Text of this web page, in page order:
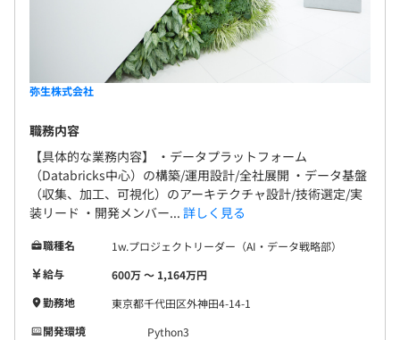
弥生株式会社
職務内容
【具体的な業務内容】 ・データプラットフォーム
（Databricks中心）の構築/運用設計/全社展開 ・データ基盤
（収集、加工、可視化）のアーキテクチャ設計/技術選定/実
装リード ・開発メンバー... 詳しく見る
職種名
1w.プロジェクトリーダー（AI・データ戦略部）
給与
600万 〜 1,164万円
勤務地
東京都千代田区外神田4-14-1
開発環境
Python3